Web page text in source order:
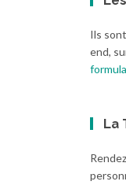
Ils
end,
La